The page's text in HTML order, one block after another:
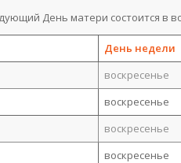
День матери состоится в
День недели
воскресенье
воскресенье
воскресенье
воскресенье